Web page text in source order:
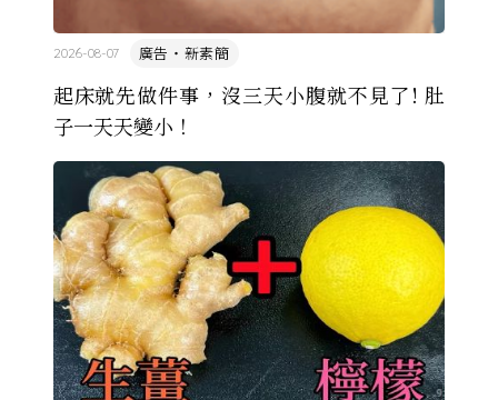
起床就先做件事，沒三天小腹就不見了! 肚
子一天天變小！
廣告・新素簡
2026-08-07